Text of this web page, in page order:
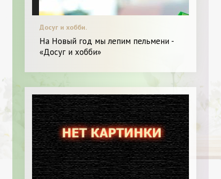
Досуг и хобби.
На Новый год мы лепим пельмени -
«Досуг и хобби»